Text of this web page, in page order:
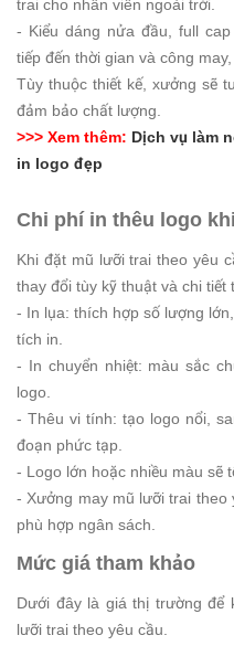
trai cho nhân viên ngoài trời.
- Kiểu dáng nửa đầu, full
tiếp đến thời gian và công
Tùy thuộc thiết kế, xưởng sẽ
đảm bảo chất lượng.
>>> Xem thêm: Dịch vụ làm
in logo đẹp
Chi phí in thêu logo
Khi đặt mũ lưỡi trai theo yêu
thay đổi tùy kỹ thuật và chi tiết
- In lụa: thích hợp số lượng
tích in.
- In chuyển nhiệt: màu sắc
logo.
- Thêu vi tính: tạo logo nổi,
đoạn phức tạp.
- Logo lớn hoặc nhiều màu sẽ
- Xưởng may mũ lưỡi trai theo
phù hợp ngân sách.
Mức giá tham khảo
Dưới đây là giá thị trường để
lưỡi trai theo yêu cầu.